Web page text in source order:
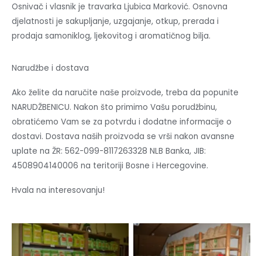
Osnivač i vlasnik je travarka Ljubica Marković. Osnovna
djelatnosti je sakupljanje, uzgajanje, otkup, prerada i
prodaja samoniklog, ljekovitog i aromatičnog bilja.
Narudžbe i dostava
Ako želite da naručite naše proizvode, treba da popunite
NARUDŽBENICU. Nakon što primimo Vašu porudžbinu,
obratićemo Vam se za potvrdu i dodatne informacije o
dostavi. Dostava naših proizvoda se vrši nakon avansne
uplate na ŽR: 562-099-8117263328 NLB Banka, JIB:
4508904140006 na teritoriji Bosne i Hercegovine.
Hvala na interesovanju!